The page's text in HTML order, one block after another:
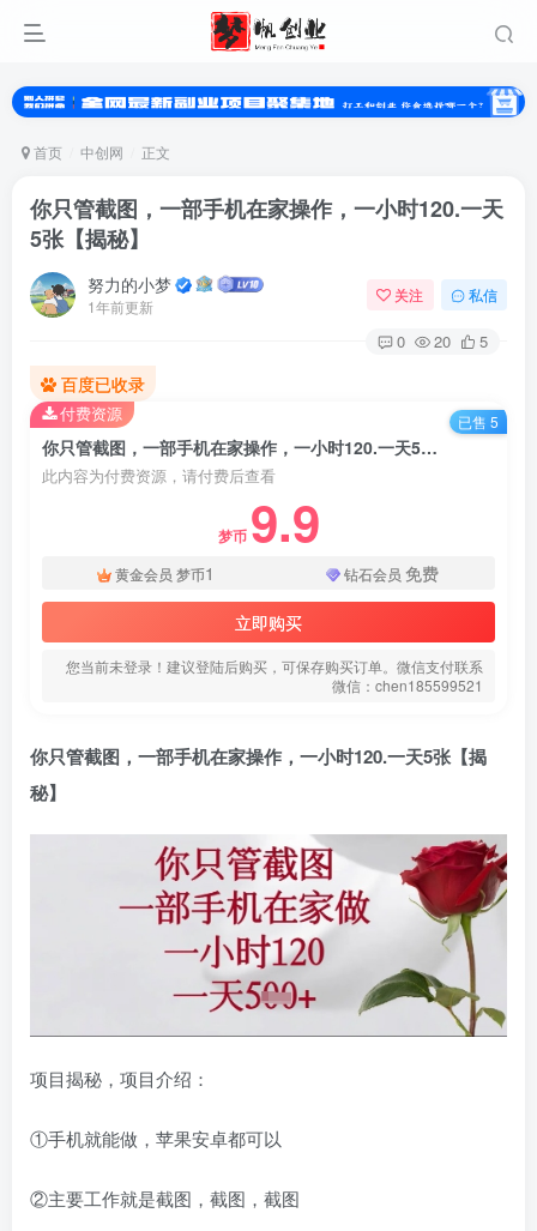
首页 中创网 正文
你只管截图，一部手机在家操作，一小时120.一天
5张【揭秘】
努力的小梦
1年前更新
关注 私信
0 20 5
百度已收录
你只管截图，一部手机在家操作，一小时120.一天5张【揭秘】
此内容为付费资源，请付费后查看
梦币 9.9
黄金会员 梦币1 钻石会员 免费
立即购买
您当前未登录！建议登陆后购买，可保存购买订单。微信支付联系
微信：chen185599521
付费资源 已售 5
你只管截图，一部手机在家操作，一小时120.一天5张【揭
秘】
项目揭秘，项目介绍：
①手机就能做，苹果安卓都可以
②主要工作就是截图，截图，截图